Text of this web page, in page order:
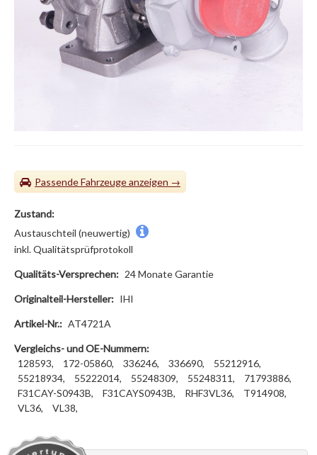
Passende Fahrzeuge
Zustand:
Austauschteil (neuwertig)
inkl. Qualitätsprüfprotokoll
Qualitäts-Versprechen: 24 Monate Garantie
Originalteil-Hersteller: IHI
Artikel-Nr.: AT4721A
Vergleichs- und OE-Nummern:
128593,
172-05860, 336246, 336690,
55212916,
55218934,
55222014, 55248309, 55248311,
71793886,
F31CAY-S0943B,
F31CAYS0943B, RHF3VL36,
T914908,
VL36,
VL38,